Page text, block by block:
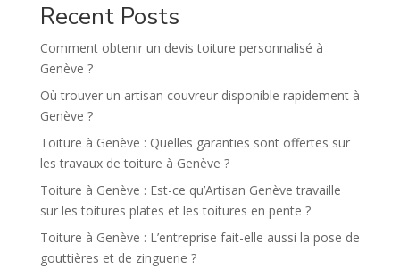
i
e
:
Recent Posts
Comment obtenir un devis toiture personnalisé à
Genève ?
Où trouver un artisan couvreur disponible rapidement à
Genève ?
Toiture à Genève : Quelles garanties sont offertes sur
les travaux de toiture à Genève ?
Toiture à Genève : Est-ce qu’Artisan Genève travaille
sur les toitures plates et les toitures en pente ?
Toiture à Genève : L’entreprise fait-elle aussi la pose de
gouttières et de zinguerie ?